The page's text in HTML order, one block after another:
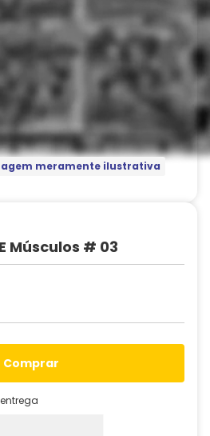
meramente ilustrativa
Músculos # 03
comprar